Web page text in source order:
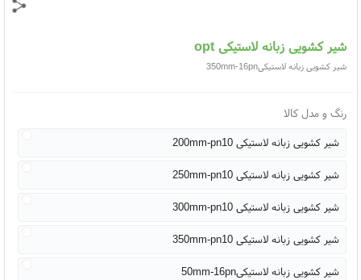
شیر کشویی زبانه لاستیکی opt
شیر کشویی زبانه لاستیکی350mm-16pn
رنگ و مدل کالا
شیر کشویی زبانه لاستیکی 200mm-pn10
شیر کشویی زبانه لاستیکی 250mm-pn10
شیر کشویی زبانه لاستیکی 300mm-pn10
شیر کشویی زبانه لاستیکی 350mm-pn10
شیر کشویی زبانه لاستیکی50mm-16pn